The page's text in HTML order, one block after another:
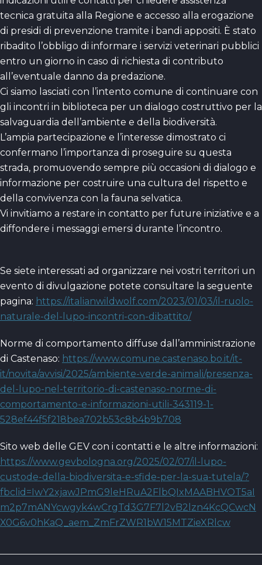
tecnica gratuita alla Regione e accesso alla erogazione
di presidi di prevenzione tramite i bandi appositi. È stato
ribadito l’obbligo di informare i servizi veterinari pubblici
entro un giorno in caso di richiesta di contributo
all’eventuale danno da predazione.
Ci siamo lasciati con l’intento comune di continuare con
gli incontri in biblioteca per un dialogo costruttivo per la
salvaguardia dell’ambiente e della biodiversità.
L’ampia partecipazione e l’interesse dimostrato ci
confermano l’importanza di proseguire su questa
strada, promuovendo sempre più occasioni di dialogo e
informazione per costruire una cultura del rispetto e
della convivenza con la fauna selvatica.
Vi invitiamo a restare in contatto per future iniziative e a
diffondere i messaggi emersi durante l’incontro.
Se siete interessati ad organizzare nei vostri territori un
evento di divulgazione potete consultare la seguente
pagina: https://italianwildwolf.com/2023/01/03/il-ruolo-
naturale-del-lupo-incontri-con-dibattito/
Norme di comportamento diffuse dall’amministrazione
di Castenaso: https://www.comune.castenaso.bo.it/it-
it/novita/avvisi/2025/ambiente-verde-animali/presenza-
del-lupo-nel-territorio-di-castenaso-norme-di-
comportamento-e-informazioni-utili-343119-1-
528ef44f5f218bea702b53c8b4b9b708
Sito web delle GEV con i contatti e le altre informazioni:
https://www.gevbologna.org/2025/02/07/il-lupo-
custode-della-biodiversita-e-sfide-per-la-sua-tutela/?
fbclid=IwY2xjawJPmG9leHRuA2FlbQIxMAABHVOT5aI
m2p7mANYcwgyk4wCrgTd3G7F7l2vB2lzn4KcQCwcN
X0G6v0hKaQ_aem_ZmFrZWR1bW15MTZieXRlcw